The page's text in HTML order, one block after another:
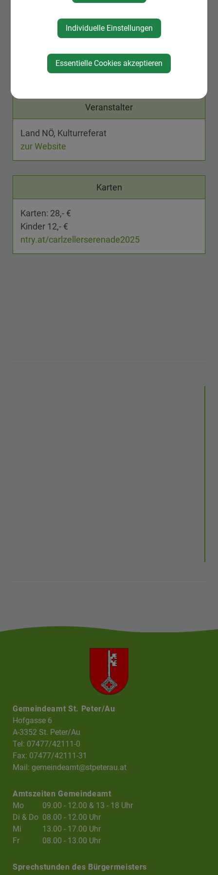
Veranstalter
Land NÖ, Kulturreferat
zur Website
Karten
Karten: 28,- €
Kinder 12,- €
ntry.at/carlzellerserenade2025
Gemeindeamt St. Peter/Au
Hofgasse 6
A-3352 St. Peter/Au
Tel: 07477/42111-0
Fax: 07477/42111-31
Mail:gemeindeamt@stpeterau.at
Amtszeiten Gemeindeamt
Mo
09.00 - 12.00 & 13 - 18 Uhr
Di & Do 08.00 - 12.00 Uhr
Mi
13.00 - 17.00 Uhr
Fr
08.00 - 13.00 Uhr
Sprechstunden des Bürgermeisters
Individuelle Einstellungen
Essentielle Cookies akzeptieren